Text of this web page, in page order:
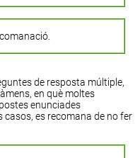
de resposta múltiple,
en què moltes
enunciades
es recomana de no fer